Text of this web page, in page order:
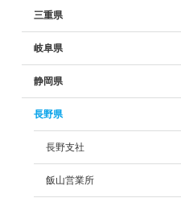
三重県
岐阜県
静岡県
長野県
長野支社
飯山営業所